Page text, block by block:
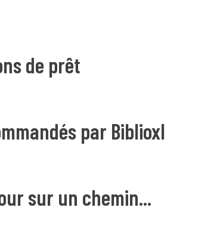
de prêt
par Biblioxl
sur un chemin...